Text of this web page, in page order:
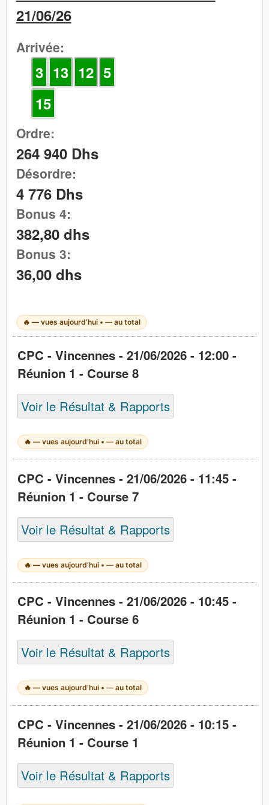
21/06/26
Arrivée:
3 13 12 5
15
Ordre:
264 940 Dhs
Désordre:
4 776 Dhs
Bonus 4:
382,80 dhs
Bonus 3:
36,00 dhs
🔥 —vues aujourd’hui • —au total
CPC - Vincennes - 21/06/2026 - 12:00 -
Réunion 1 - Course 8
Voir le Résultat & Rapports
🔥— vues aujourd’hui •— au total
CPC - Vincennes - 21/06/2026 - 11:45 -
Réunion 1 - Course 7
Voir le Résultat & Rapports
🔥— vues aujourd’hui •— au total
CPC - Vincennes - 21/06/2026 - 10:45 -
Réunion 1 - Course 6
Voir le Résultat & Rapports
🔥— vues aujourd’hui •— au total
CPC - Vincennes - 21/06/2026 - 10:15 -
Réunion 1 - Course 1
Voir le Résultat & Rapports